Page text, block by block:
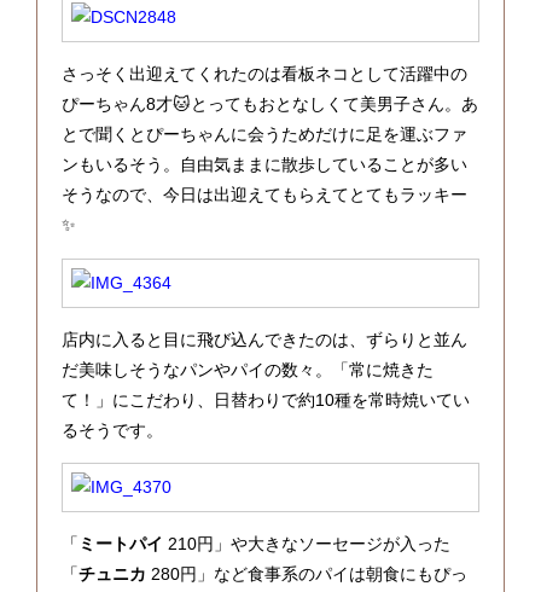
さっそく出迎えてくれたのは看板ネコとして活躍中の
ぴーちゃん8才🐱とってもおとなしくて美男子さん。あ
とで聞くとぴーちゃんに会うためだけに足を運ぶファ
ンもいるそう。自由気ままに散歩していることが多い
そうなので、今日は出迎えてもらえてとてもラッキー
✨
店内に入ると目に飛び込んできたのは、ずらりと並ん
だ美味しそうなパンやパイの数々。「常に焼きた
て！」にこだわり、日替わりで約10種を常時焼いてい
るそうです。
「 ミートパイ 210円」や大きなソーセージが入った
「チュニカ 280円」など食事系のパイは朝食にもぴっ